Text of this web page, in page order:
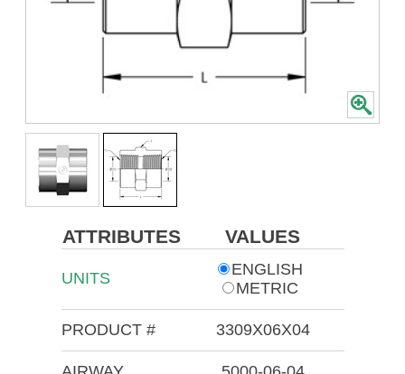
ATTRIBUTES VALUES
UNITS
ENGLISH
METRIC
PRODUCT # 3309X06X04